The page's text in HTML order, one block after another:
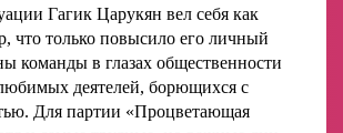
Гагик Царукян вел себя как
что только повысило его личный
команды в глазах общественности
деятелей, борющихся с
Для партии «Процветающая